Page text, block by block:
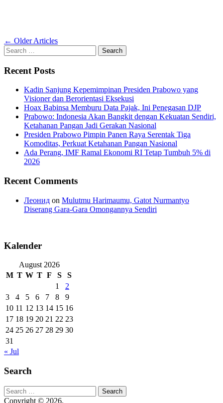
Posts
navigation
← Older Articles
Search
for:
Recent Posts
Kadin Sanjung Kepemimpinan Presiden Prabowo yang
Visioner dan Berorientasi Eksekusi
Hoax Babinsa Memburu Data Pajak, Ini Penegasan DJP
Prabowo: Indonesia Akan Bangkit dengan Kekuatan Sendiri,
Ketahanan Pangan Jadi Gerakan Nasional
Presiden Prabowo Pimpin Panen Raya Serentak Tiga
Komoditas, Perkuat Ketahanan Pangan Nasional
Ada Perang, IMF Ramal Ekonomi RI Tetap Tumbuh 5% di
2026
Recent Comments
Леонид on Mulutmu Harimaumu, Gatot Nurmantyo
Diserang Gara-Gara Omongannya Sendiri
Kalender
August 2026
M T W T F S
S
1
2
3
4 5 6 7 8
9
10 11 12 13 14 15 16
17 18 19 20 21 22 23
24 25 26 27 28 29 30
31
« Jul
Search
Search
for:
Copyright © 2026.